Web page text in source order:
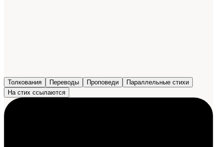
Толкования Переводы Проповеди
Параллельные стихи
На стих ссылаются